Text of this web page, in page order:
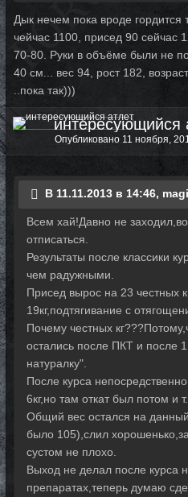
Дык нечем пока вроде гордится
чейчас 1100, присед 90 сейчас
70-80. Руки в объёме были не
40 см... вес 94, рост 182,
..пока так)))
интересующийся
Опубликовано 11 ноября,
В 11.11.2013 в 14:46,
Всем хай!Давно не
отписаться.
Результаты после классики
чем радужными.
Присед вырос на 23 честных
19кг,подтягивание с
Почему честных
остались после ПКТ и после
натуралку".
После курса
6кг,но там откат был потом и
Общий вес остался на
было 105),слил
сустом не плохо.
Выход не делал после курса
препаратах,теперь думаю